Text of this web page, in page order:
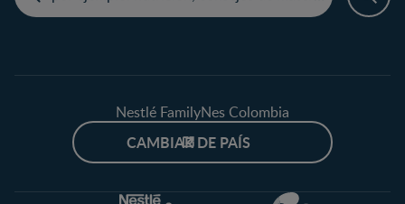
Nestlé FamilyNes Colombia
CAMBIAR DE PAÍS